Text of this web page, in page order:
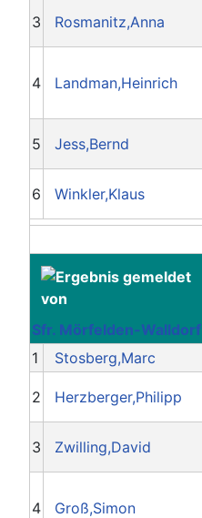
3 Rosmanitz,Anna
4 Landman,Heinrich
5 Jess,Bernd
6 Winkler,Klaus
Sfr. Mörfelden-Walldorf
1 Stosberg,Marc
2 Herzberger,Philipp
3 Zwilling,David
4 Groß,Simon